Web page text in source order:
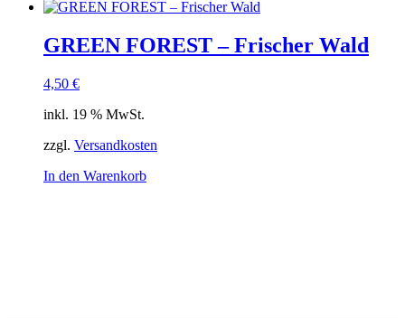
GREEN FOREST – Frischer Wald
4,50 €
inkl. 19 % MwSt.
zzgl. Versandkosten
In den Warenkorb